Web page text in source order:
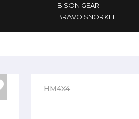
BISON GEAR
BRAVO SNORKEL
HM4X4